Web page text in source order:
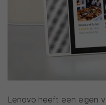
Lenovo heeft een eigen